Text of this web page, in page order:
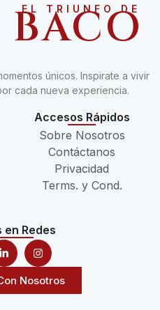
EL TRIUNFO DE
BACO
únicos. Inspirate a vivir
cada nueva experiencia.
Accesos Rápidos
Sobre Nosotros
Contáctanos
Privacidad
Terms. y Cond.
en Redes
Nosotros